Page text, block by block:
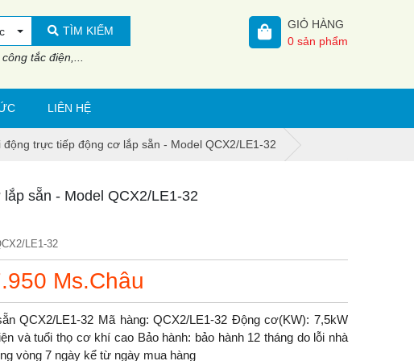
TÌM KIẾM
tắc điện,...
GIỎ HÀNG
0 sản phẩm
LIÊN HỆ
động trực tiếp động cơ lắp sẵn - Model QCX2/LE1-32
sẵn - Model QCX2/LE1-32
LE1-32
Ms.Châu
QCX2/LE1-32 Mã hàng: QCX2/LE1-32 Động cơ(KW): 7,5kW
và tuổi thọ cơ khí cao Bảo hành: bảo hành 12 tháng do lỗi nhà
vòng 7 ngày kể từ ngày mua hàng